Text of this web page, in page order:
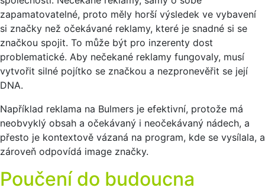
zapamatovatelné, proto měly horší výsledek ve vybavení
si značky než očekávané reklamy, které je snadné si se
značkou spojit. To může být pro inzerenty dost
problematické. Aby nečekané reklamy fungovaly, musí
vytvořit silné pojítko se značkou a nezpronevěřit se její
DNA.
Například reklama na Bulmers je efektivní, protože má
neobvyklý obsah a očekávaný i neočekávaný nádech, a
přesto je kontextově vázaná na program, kde se vysílala, a
zároveň odpovídá image značky.
Poučení do budoucna